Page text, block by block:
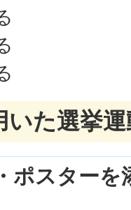
いた選挙
ポスターを